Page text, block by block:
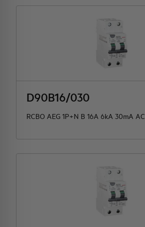
D90B16/030
RCBO AEG 1P+N B 16A 6kA 30mA AC